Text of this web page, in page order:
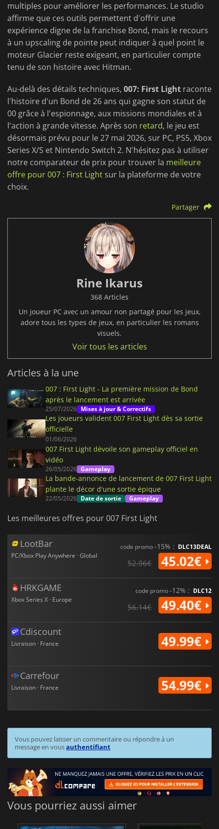
multiples pour améliorer les performances. Le studio
affirme que ces outils permettent d'offrir une
expérience digne de la franchise Bond, mais le recours
à un upscaling de pointe peut indiquer à quel point le
moteur Glacier reste exigeant, en particulier compte
tenu de son histoire avec Hitman.
Au-delà des détails techniques, 007: First Light raconte
l'histoire d'un Bond de 26 ans qui gagne son statut de
00 grâce à l'espionnage, aux missions mondiales et à
l'action à grande vitesse. Après son retard, le jeu est
désormais prévu pour le 27 mai 2026, sur PC, PS5, Xbox
Series X/S et Nintendo Switch 2. N'hésitez pas à utiliser
notre comparateur de prix pour trouver la meilleure
offre pour 007 : First Light sur la plateforme de votre
choix.
Partager
Rine Ikarus
368 Articles
Un joueur PC avec un amour non partagé pour les jeux,
adore tous les types de jeux, en particulier les romans
visuels.
Voir tous les articles
Articles à la une
007 : First Light - La première mission de Bond
après le lancement est arrivée
25/07/2026 Mises à jour & Correctifs
Les joueurs valident 007 First Light dès sa sortie
officielle
01/06/2026
007 First Light dévoile son gameplay officiel en
vidéo
26/05/2026 Gameplay
La bande-annonce de lancement de 007 First Light
plante le décor d'une sortie épique
22/05/2026 Date de sortie Gameplay
Les meilleures offres pour 007 First Light
LootBar
PC/Xbox Play Anywhere · Global
code promo-15% : DLC13DEAL
52.96€ 45.02€
HRKGAME
Xbox Series X · Europe
code promo-12% : DLC12
56.14€ 49.40€
Cdiscount
Livraison · France 49.99€
Carrefour
Livraison · France 54.99€
Vous pouvez laisser un commentaire ou répondre à un
message en vousauthentifiant
Vous pourriez aussi aimer